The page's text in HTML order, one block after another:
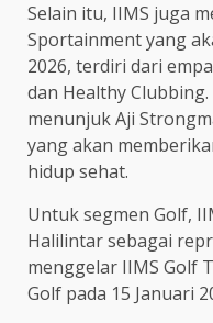
Selain itu, IIMS juga
Sportainment yang
2026, terdiri dari
dan Healthy Clubbing.
menunjuk Aji
yang akan
hidup sehat.
Untuk segmen Golf,
Halilintar sebagai
menggelar IIMS Golf
Golf pada 15 Januari